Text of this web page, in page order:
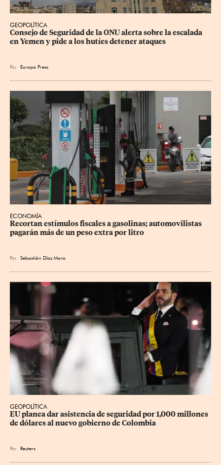
GEOPOLÍTICA
Consejo de Seguridad de la ONU alerta sobre la escalada
en Yemen y pide a los hutíes detener ataques
Por Europa Press
ECONOMÍA
Recortan estímulos fiscales a gasolinas; automovilistas
pagarán más de un peso extra por litro
Por Sebastián Díaz Mora
GEOPOLÍTICA
EU planea dar asistencia de seguridad por 1,000 millones
de dólares al nuevo gobierno de Colombia
Por Reuters